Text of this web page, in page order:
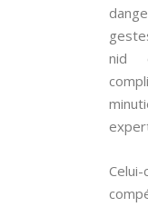
nid